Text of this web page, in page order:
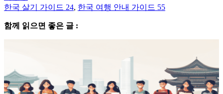
한국 살기 가이드 24, 한국 여행 안내 가이드 55
함께 읽으면 좋은 글 :